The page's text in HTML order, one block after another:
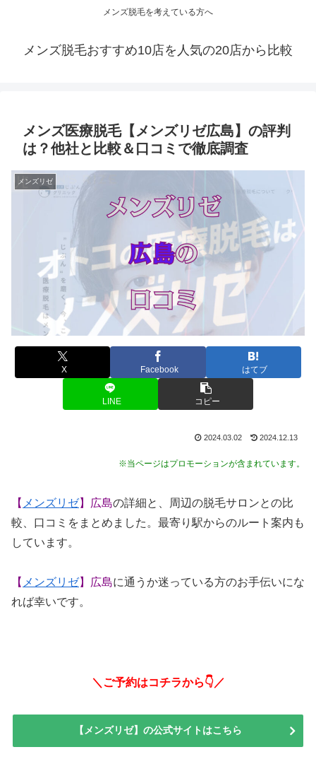
メンズ脱毛を考えている方へ
メンズ脱毛おすすめ10店を人気の20店から比較
メンズ医療脱毛【メンズリゼ広島】の評判
は？他社と比較＆口コミで徹底調査
メンズリゼ
X Facebook はてブ
LINE コピー
2024.03.02 2024.12.13
※当ページはプロモーションが含まれています。
【 メンズリゼ】広島の詳細と、周辺の脱毛サロンとの比
較、口コミをまとめました。最寄り駅からのルート案内も
しています。
【 メンズリゼ】広島に通うか迷っている方のお手伝いにな
れば幸いです。
＼ご予約はコチラから👇／
【メンズリゼ】の公式サイトはこちら